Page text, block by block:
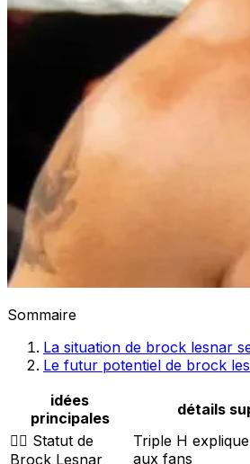
Sommaire
La situation de brock lesnar
Le futur potentiel de brock
idées
principales
détails
🤼‍♂️ Statut de
Brock Lesnar
Triple H
aux fans